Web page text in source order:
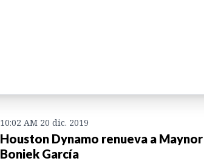
10:02 AM 20 dic. 2019
Houston Dynamo renueva a
Boniek García